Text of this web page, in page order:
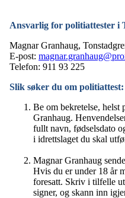
Ansvarlig for politiattester i
Magnar Granhaug,
E-post:
Telefon: 911 93 225
Slik søker du om politiattest:
Be om bekretelse,
Granhaug.
fullt navn, fødselsdato
i idrettslaget du skal
Magnar Granhaug
Hvis du er under 18 år
foresatt. Skriv i tilfelle
signer, og skann inn